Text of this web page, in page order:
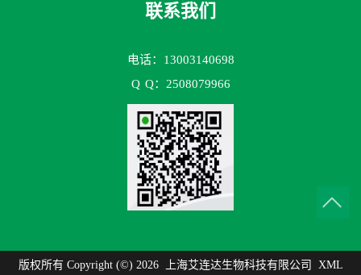
联系我们
电话：13003140698
Q Q：2508079966
版权所有 Copyright (©) 2026 上海艾连达生物科技有限公司 XML